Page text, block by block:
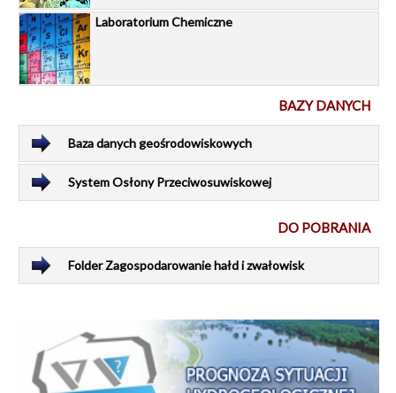
Laboratorium Chemiczne
BAZY DANYCH
Baza danych geośrodowiskowych
System Osłony Przeciwosuwiskowej
DO POBRANIA
Folder Zagospodarowanie hałd i zwałowisk